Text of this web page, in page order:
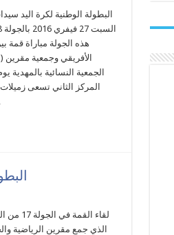
البطولة الوطنية لكرة اليد
هذه الجولة مباراة قمة
الأفريقي وجمعية مقرين
الجمعية النسائية بالمهدية
المركز الثاني تسعى
لقاء
الذي جمع مقرين الرياضية